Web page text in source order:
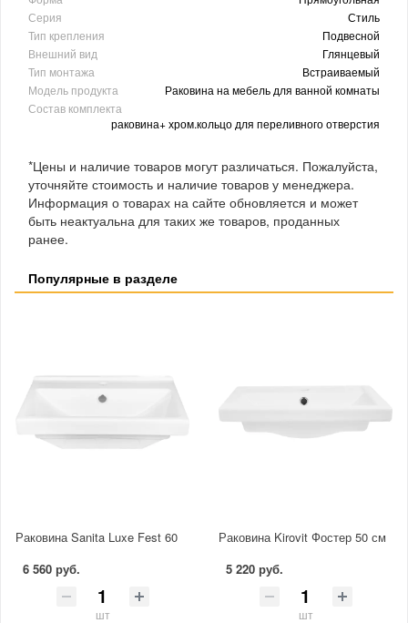
Серия
Стиль
Тип крепления
Подвесной
Внешний вид
Глянцевый
Тип монтажа
Встраиваемый
Модель продукта
Раковина на мебель для ванной комнаты
Состав комплекта
раковина+ хром.кольцо для переливного отверстия
*Цены и наличие товаров могут различаться. Пожалуйста,
уточняйте стоимость и наличие товаров у менеджера.
Информация о товарах на сайте обновляется и может
быть неактуальна для таких же товаров, проданных
ранее.
Популярные в разделе
Раковина Sanita Luxe Fest 60
6 560 руб.
шт
Раковина Kirovit Фостер 50 см
5 220 руб.
шт